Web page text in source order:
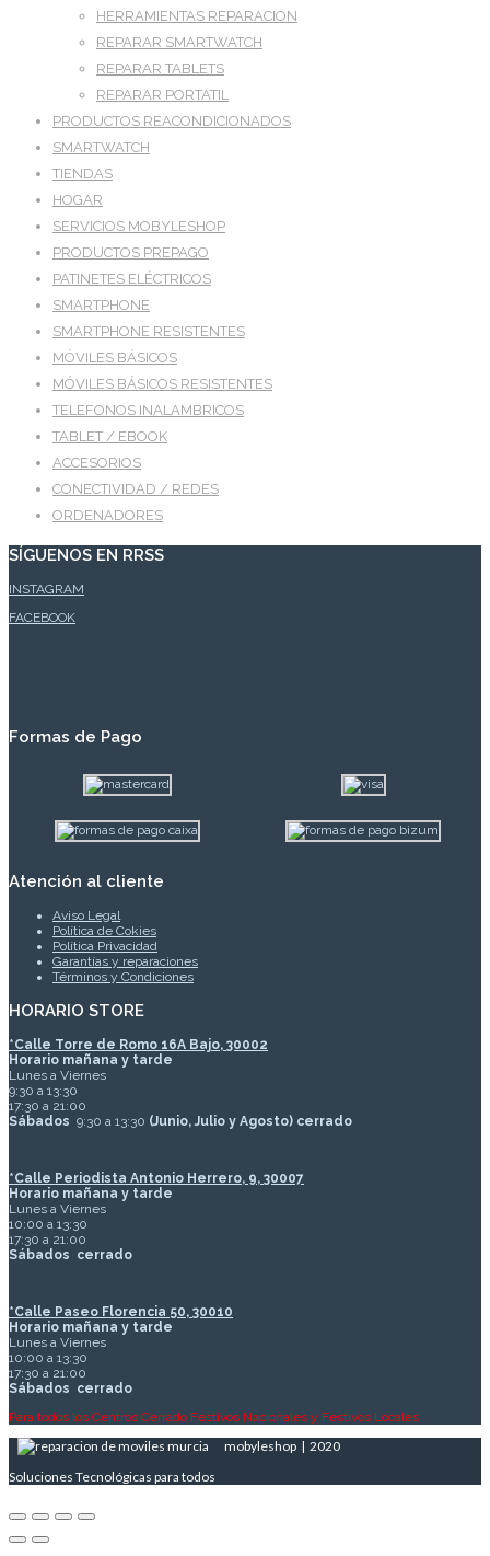
HERRAMIENTAS REPARACION
REPARAR SMARTWATCH
REPARAR TABLETS
REPARAR PORTATIL
PRODUCTOS REACONDICIONADOS
SMARTWATCH
TIENDAS
HOGAR
SERVICIOS MOBYLESHOP
PRODUCTOS PREPAGO
PATINETES ELÉCTRICOS
SMARTPHONE
SMARTPHONE RESISTENTES
MÓVILES BÁSICOS
MÓVILES BÁSICOS RESISTENTES
TELEFONOS INALAMBRICOS
TABLET / EBOOK
ACCESORIOS
CONECTIVIDAD / REDES
ORDENADORES
SÍGUENOS EN RRSS
INSTAGRAM
FACEBOOK
Formas de Pago
Atención al cliente
Aviso Legal
Política de Cokies
Política Privacidad
Garantías y reparaciones
Términos y Condiciones
HORARIO STORE
*Calle Torre de Romo 16A Bajo, 30002
Horario mañana y tarde
Lunes a Viernes
9:30 a 13:30
17:30 a 21:00
Sábados 9:30 a 13:30 (Junio, Julio y Agosto) cerrado
*Calle Periodista Antonio Herrero, 9, 30007
Horario mañana y tarde
Lunes a Viernes
10:00 a 13:30
17:30 a 21:00
Sábados cerrado
*Calle Paseo Florencia 50, 30010
Horario mañana y tarde
Lunes a Viernes
10:00 a 13:30
17:30 a 21:00
Sábados cerrado
Para todos los Centros Cerrado Festivos Nacionales y Festivos Locales
mobyleshop | 2020
Soluciones Tecnológicas para todos